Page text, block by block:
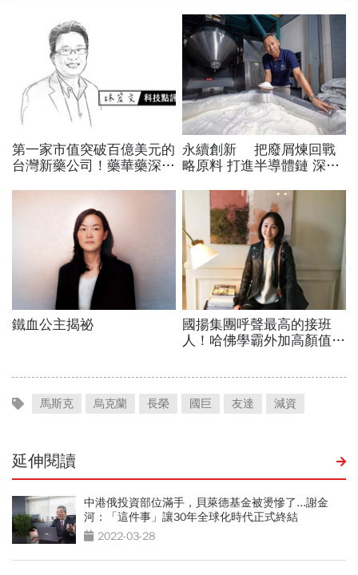
馬斯克 烏克蘭 長榮 國巨 友達 減資
延伸閱讀
中港俄投資部位滿手，貝萊德基金被燙慘了...謝金
河：「這件事」讓30年全球化時代正式終結
2022-03-28